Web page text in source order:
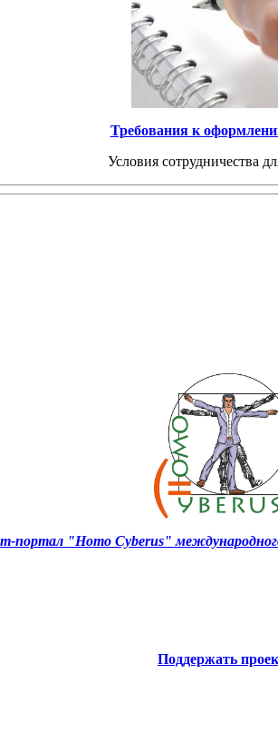
Требования к
Условия сотрудничества
портал "Homo Cyberus"
Поддержать